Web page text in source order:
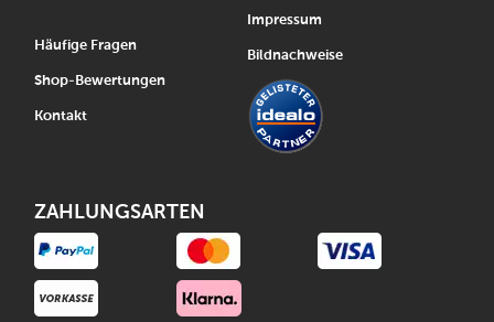
Häufige Fragen
Shop-Bewertungen
Kontakt
Impressum
Bildnachweise
ZAHLUNGSARTEN